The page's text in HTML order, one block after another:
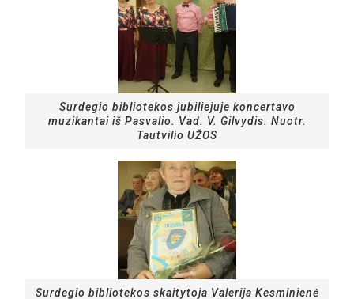
Surdegio bibliotekos jubiliejuje koncertavo
muzikantai iš Pasvalio. Vad. V. Gilvydis. Nuotr.
Tautvilio UŽOS
Surdegio bibliotekos skaitytoja Valerija Kesminienė